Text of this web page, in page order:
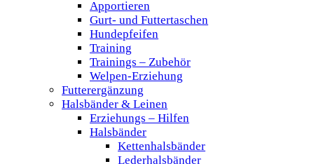
Apportieren
Gurt- und Futtertaschen
Hundepfeifen
Training
Trainings – Zubehör
Welpen-Erziehung
Futterergänzung
Halsbänder & Leinen
Erziehungs – Hilfen
Halsbänder
Kettenhalsbänder
Lederhalsbänder